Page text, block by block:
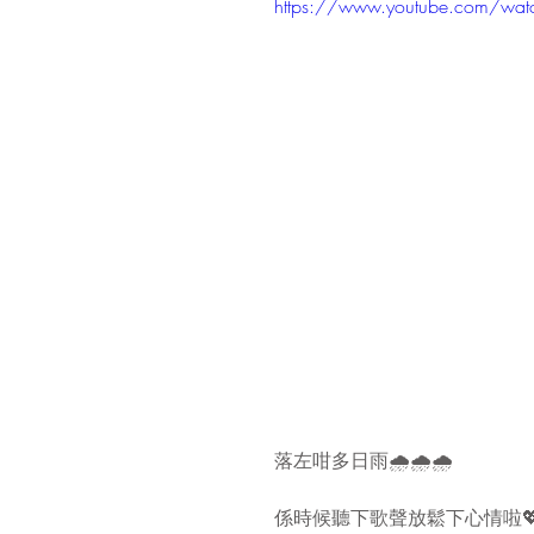
https://www.youtube.com/
落左咁多日雨🌧🌧🌧
係時候聽下歌聲放鬆下心情啦